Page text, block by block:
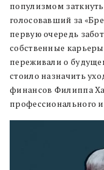
популизмом
голосовавший за
первую очередь
собственные
переживали о
стоило назначить
финансов Филиппа
профессионального